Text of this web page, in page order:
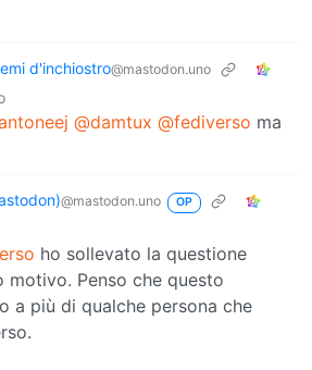
d'inchiostro@mastodon.uno
@damtux @fediverso ma
@mastodon.uno OP
ho sollevato la questione
motivo. Penso che questo
a più di qualche persona che